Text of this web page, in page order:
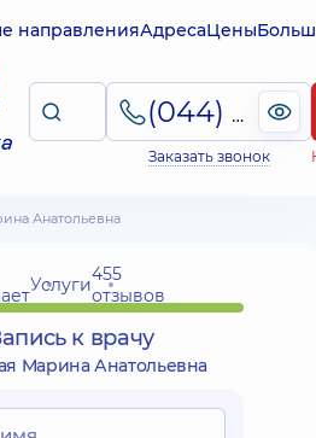
направленияАдресаЦены
(044) 495-2-888
Заказать звонок
Анатольевна
Услуги455
отзывов
к врачу
Марина Анатольевна